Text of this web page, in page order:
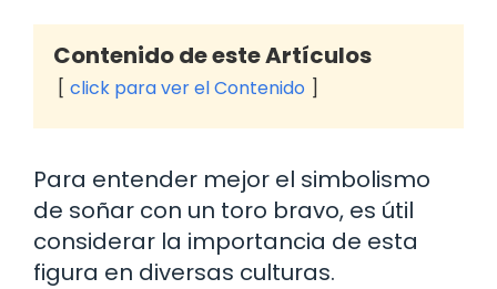
Contenido de este Artículos
click para ver el Contenido
Para entender mejor el simbolismo
de soñar con un toro bravo, es útil
considerar la importancia de esta
figura en diversas culturas.